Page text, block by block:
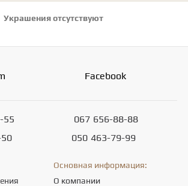
Украшения отсутствуют
Facebook
55
067 656-88-88
050 463-79-99
Основная информация:
О компании